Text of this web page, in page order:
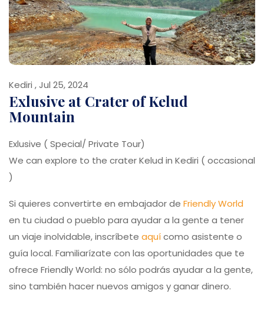
Kediri , Jul 25, 2024
Exlusive at Crater of Kelud
Mountain
Exlusive ( Special/ Private Tour)
We can explore to the crater Kelud in Kediri ( occasional
)
Si quieres convertirte en embajador de Friendly World
en tu ciudad o pueblo para ayudar a la gente a tener
un viaje inolvidable, inscríbete aquícomo asistente o
guía local. Familiarízate con las oportunidades que te
ofrece Friendly World: no sólo podrás ayudar a la gente,
sino también hacer nuevos amigos y ganar dinero.